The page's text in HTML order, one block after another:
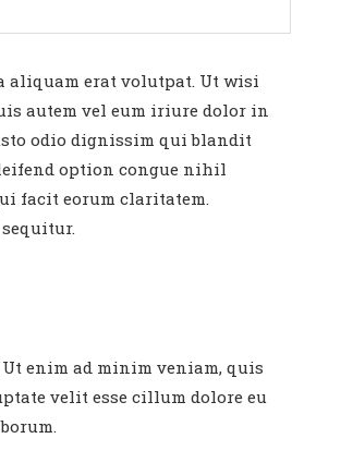
aliquam erat volutpat. Ut wisi
autem vel eum iriure dolor in
odio dignissim qui blandit
option congue nihil
facit eorum claritatem.
enim ad minim veniam, quis
velit esse cillum dolore eu